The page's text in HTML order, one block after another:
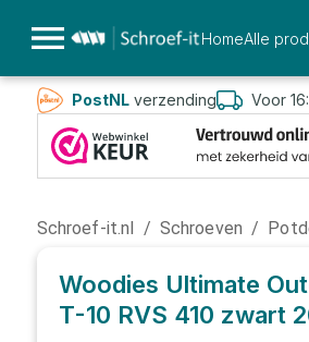
HomeAlle
PostNLverzending Voor
Schroef-it.nl / Schroeven /
Woodies Ultimate
T-10 RVS 410 zwart